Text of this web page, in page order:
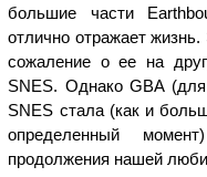
большие части
отлично отражает
сожаление о ее на
SNES. Однако GBA
SNES стала (как и
определенный
продолжения нашей